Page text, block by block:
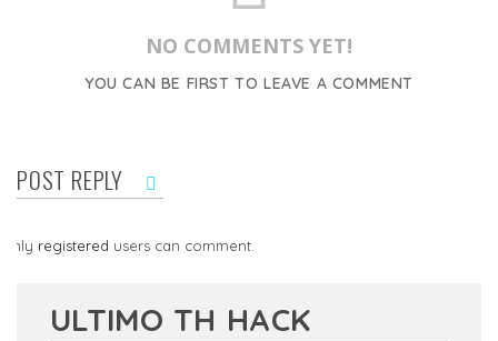
NO COMMENTS YET!
YOU CAN BE FIRST TO LEAVE A COMMENT
POST REPLY
Only registered users can comment.
ULTIMO TH HACK